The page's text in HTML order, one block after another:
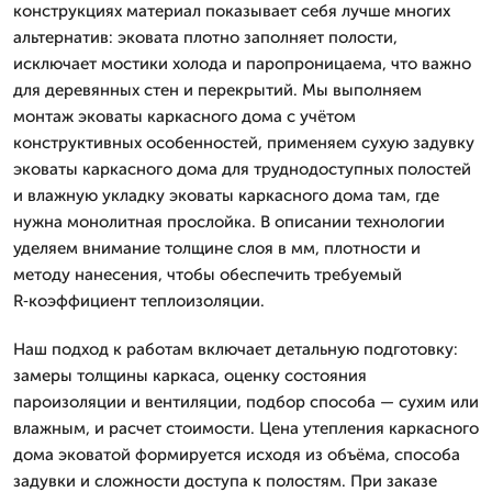
конструкциях материал показывает себя лучше многих
альтернатив: эковата плотно заполняет полости,
исключает мостики холода и паропроницаема, что важно
для деревянных стен и перекрытий. Мы выполняем
монтаж эковаты каркасного дома с учётом
конструктивных особенностей, применяем сухую задувку
эковаты каркасного дома для труднодоступных полостей
и влажную укладку эковаты каркасного дома там, где
нужна монолитная прослойка. В описании технологии
уделяем внимание толщине слоя в мм, плотности и
методу нанесения, чтобы обеспечить требуемый
R‑коэффициент теплоизоляции.
Наш подход к работам включает детальную подготовку:
замеры толщины каркаса, оценку состояния
пароизоляции и вентиляции, подбор способа — сухим или
влажным, и расчет стоимости. Цена утепления каркасного
дома эковатой формируется исходя из объёма, способа
задувки и сложности доступа к полостям. При заказе